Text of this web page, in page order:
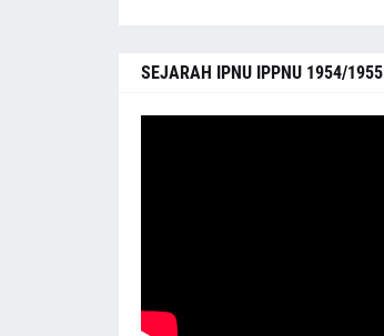
SEJARAH IPNU IPPNU 1954/1955